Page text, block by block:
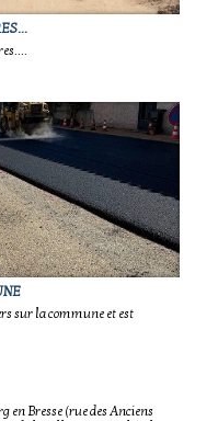
sur la commune et est
en Bresse (rue des Anciens